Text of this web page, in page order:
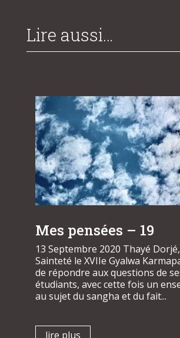
Lire aussi…
Mes pensées – 19
13 Septembre 2020 Thayé
Sainteté le XVIIe Gyalwa
de répondre aux questions de
étudiants, avec cette fois un
au sujet du sangha et du fait...
lire plus